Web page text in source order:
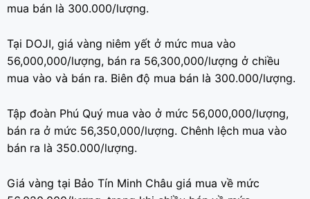
mua bán là 300.000/lượng.
Tại DOJI, giá vàng niêm yết ở mức mua vào
56,000,000/lượng, bán ra 56,300,000/lượng ở chiều
mua vào và bán ra. Biên độ mua bán là 300.000/lượng.
Tập đoàn Phú Quý mua vào ở mức 56,000,000/lượng,
bán ra ở mức 56,350,000/lượng. Chênh lệch mua vào
bán ra là 350.000/lượng.
Giá vàng tại Bảo Tín Minh Châu giá mua về mức